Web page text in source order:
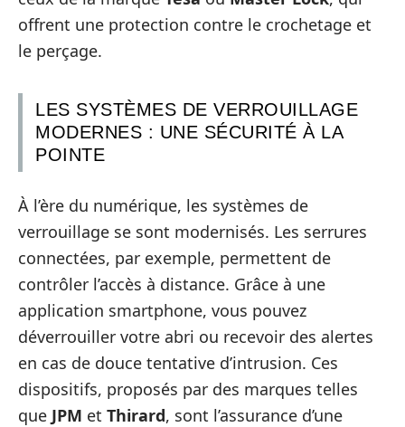
offrent une protection contre le crochetage et
le perçage.
LES SYSTÈMES DE VERROUILLAGE
MODERNES : UNE SÉCURITÉ À LA
POINTE
À l’ère du numérique, les systèmes de
verrouillage se sont modernisés. Les serrures
connectées, par exemple, permettent de
contrôler l’accès à distance. Grâce à une
application smartphone, vous pouvez
déverrouiller votre abri ou recevoir des alertes
en cas de douce tentative d’intrusion. Ces
dispositifs, proposés par des marques telles
que JPM et Thirard, sont l’assurance d’une